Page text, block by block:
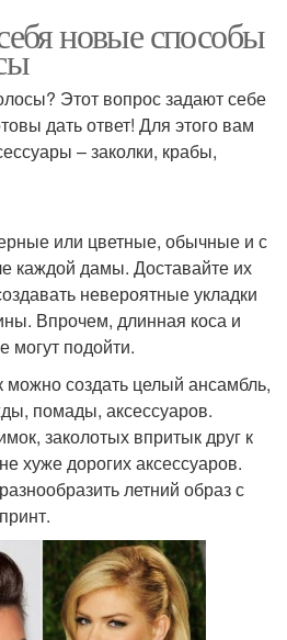
новые способы
Этот вопрос задают себе
дать ответ! Для этого вам
– заколки, крабы,
или цветные, обычные и с
каждой дамы. Доставайте их
невероятные укладки
Впрочем, длинная коса и
могут подойти.
создать целый ансамбль,
помады, аксессуаров.
заколотых впритык друг к
хуже дорогих аксессуаров.
летний образ с